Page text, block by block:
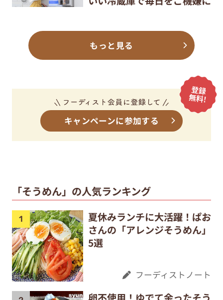
もっと見る
キャンペーンに参加する
「そうめん」の人気ランキング
夏休みランチに大活躍！ぱお
さんの「アレンジそうめん」
5選
フーディストノート